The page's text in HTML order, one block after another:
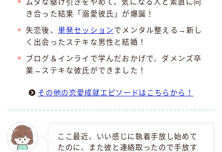
ムダな駆け引きをやめて、気になる人と素直に向
き合った結果「溺愛彼氏」が爆誕！
失恋後、 単発セッションでメンタル整える→新し
く出会ったステキな男性と結婚！
ブログ＆インライで学んだおかげで、ダメンズ卒
業→ステキな彼氏ができました！
その他の恋愛成就エピソードはこちらから！
ここ最近、いい感じに執着手放し始めて
たのに、また彼と連絡取ったので手放す